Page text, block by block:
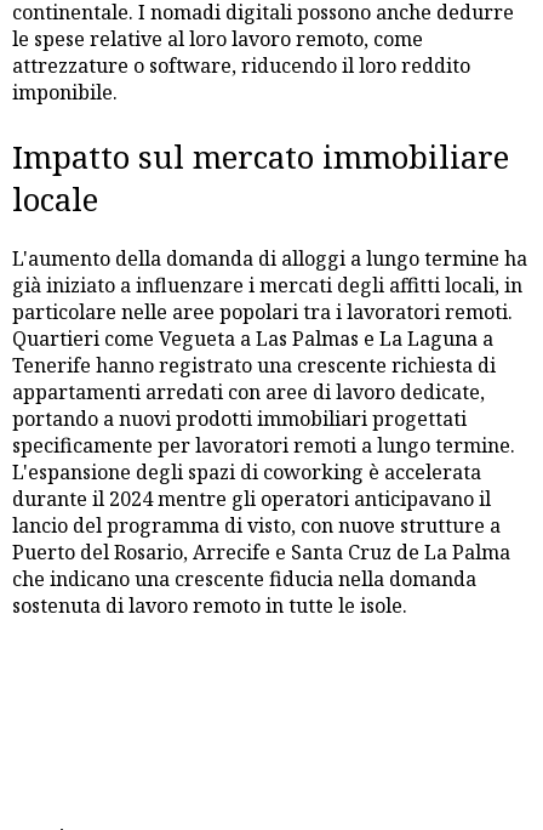
continentale. I nomadi digitali possono anche dedurre
le spese relative al loro lavoro remoto, come
attrezzature o software, riducendo il loro reddito
imponibile.
Impatto sul mercato immobiliare
locale
L'aumento della domanda di alloggi a lungo termine ha
già iniziato a influenzare i mercati degli affitti locali, in
particolare nelle aree popolari tra i lavoratori remoti.
Quartieri come Vegueta a Las Palmas e La Laguna a
Tenerife hanno registrato una crescente richiesta di
appartamenti arredati con aree di lavoro dedicate,
portando a nuovi prodotti immobiliari progettati
specificamente per lavoratori remoti a lungo termine.
L'espansione degli spazi di coworking è accelerata
durante il 2024 mentre gli operatori anticipavano il
lancio del programma di visto, con nuove strutture a
Puerto del Rosario, Arrecife e Santa Cruz de La Palma
che indicano una crescente fiducia nella domanda
sostenuta di lavoro remoto in tutte le isole.